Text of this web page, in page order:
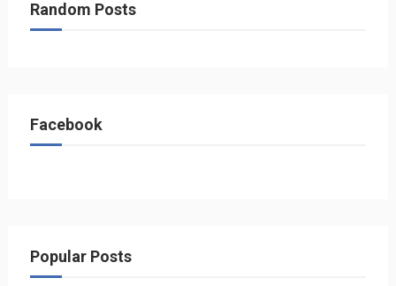
Random Posts
Facebook
Popular Posts